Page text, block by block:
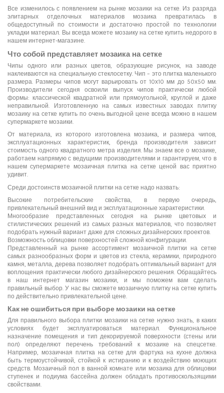
Все изменилось с появлением на рынке мозаики на сетке. Из разряда
элитарных отделочных материалов мозаика превратилась в
общедоступный по стоимости и достаточно простой по технологии
укладки материал. Вы всегда можете мозаику на сетке купить недорого в
нашем интернет-магазине.
Что собой представляет мозаика на сетке
Чипы одного или разных цветов, образующие рисунок, на заводе
наклеиваются на специальную стеклосетку. Чип – это плитка маленького
размера. Размеры чипов могут варьировать от 10х10 мм до 50х50 мм.
Производители сегодня освоили выпуск чипов практически любой
формы: классической квадратной или прямоугольной, круглой и даже
неправильной. Изготовленную на самых известных заводах плитку
мозаику на сетке купить по очень выгодной цене всегда можно в нашем
супермаркете мозаики.
От материала, из которого изготовлена мозаика, и размера чипов,
эксплуатационных характеристик, бренда производителя зависит
стоимость одного квадратного метра изделия. Мы знаем все о мозаике,
работаем напрямую с ведущими производителями и гарантируем, что в
нашем супермаркете мозаичная плитка на сетке ценой вас приятно
удивит.
Среди достоинств мозаичной плитки на сетке надо назвать:
Высокие потребительские свойства, в первую очередь,
привлекательный внешний вид и эксплуатационные характеристики.
Многообразие представленных сегодня на рынке цветовых и
стилистических решений из самых разных материалов, что позволяет
подобрать нужный вариант даже для сложных дизайнерских проектов.
Возможность облицовки поверхностей сложной конфигурации.
Представленный на рынке ассортимент мозаичной плитки на сетке
самых разнообразных форм и цветов из стекла, керамики, природного
камня, металла, дерева позволяет подобрать оптимальный вариант для
воплощения практически любого дизайнерского решения. Обращайтесь
в наш интернет магазин мозаики, и мы поможем вам сделать
правильный выбор. У нас вы сможете мозаичную плитку на сетке купить
по действительно привлекательной цене.
Как не ошибиться при выборе мозаики на сетке
Для правильного выбора плитки мозаики на сетке нужно знать, в каких
условиях будет эксплуатироваться материал. Функциональное
назначение помещения и тип декорируемой поверхности (стены или
пол) определяют перечень требований к мозаике на спецсетке.
Например, мозаичная плитка на сетке для фартука на кухне должна
быть термоустойчивой, стойкой к истиранию и к воздействию моющих
средств. Мозаичный пол в ванной комнате или мозаика для облицовки
ступенек и подиума бассейна должен обладать противоскользящими
свойствами.